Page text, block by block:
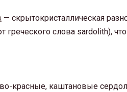
— скрытокристаллическая
слова sardolith),
красные, каштановые